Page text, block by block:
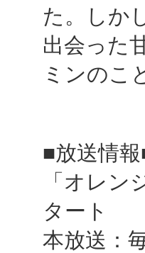
た。しか
出会った
ミンのこ
■放送情
「オレン
タート
本放送：